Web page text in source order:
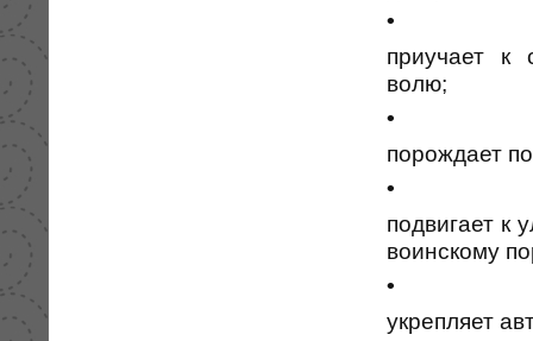
•
приучает к
волю;
•
порождает
•
подвигает к
воинскому
•
укрепляет